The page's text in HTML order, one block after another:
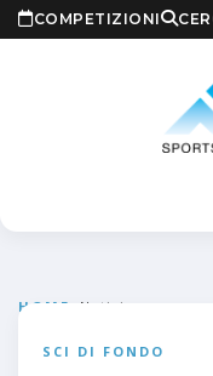
COMPETIZIONI
HOME Notizie
SCI DI FONDO